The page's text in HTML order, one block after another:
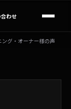
わせ
ング・オーナー様の声